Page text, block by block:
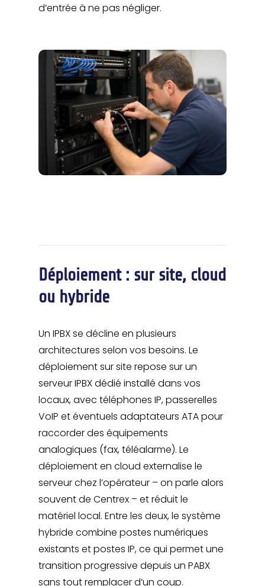
d’entrée à ne pas négliger.
Déploiement : sur site, cloud
ou hybride
Un IPBX se décline en plusieurs
architectures selon vos besoins. Le
déploiement sur site repose sur un
serveur IPBX dédié installé dans vos
locaux, avec téléphones IP, passerelles
VoIP et éventuels adaptateurs ATA pour
raccorder des équipements
analogiques (fax, téléalarme). Le
déploiement en cloud externalise le
serveur chez l’opérateur – on parle alors
souvent de Centrex – et réduit le
matériel local. Entre les deux, le système
hybride combine postes numériques
existants et postes IP, ce qui permet une
transition progressive depuis un PABX
sans tout remplacer d’un coup.